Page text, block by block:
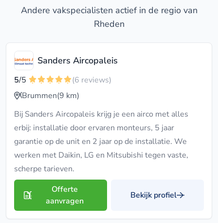
Andere vakspecialisten actief in de regio van
Rheden
Sanders Aircopaleis
5/5
(6 reviews)
Brummen(9 km)
Bij Sanders Aircopaleis krijg je een airco met alles
erbij: installatie door ervaren monteurs, 5 jaar
garantie op de unit en 2 jaar op de installatie. We
werken met Daikin, LG en Mitsubishi tegen vaste,
scherpe tarieven.
Offerte
aanvragen
Bekijk profiel